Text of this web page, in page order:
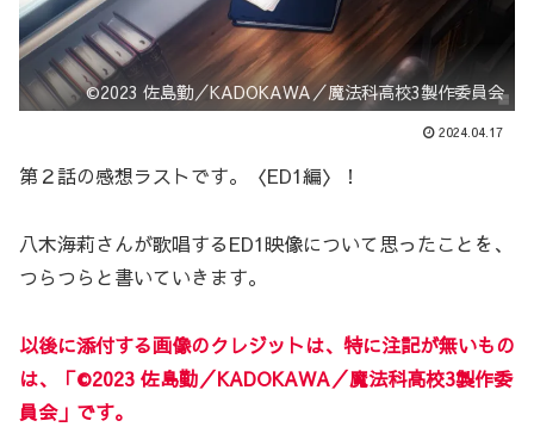
©2023 佐島勤／KADOKAWA／魔法科高校3製作委員会
2024.04.17
第２話の感想ラストです。〈ED1編〉！
八木海莉さんが歌唱するED1映像について思ったことを、
つらつらと書いていきます。
以後に添付する画像のクレジットは、特に注記が無いもの
は、「©2023 佐島勤／KADOKAWA／魔法科高校3製作委
員会」です。